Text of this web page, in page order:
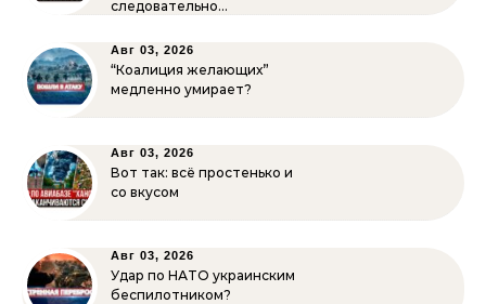
следовательно…
Авг 03, 2026
“Коалиция желающих”
медленно умирает?
Авг 03, 2026
Вот так: всё простенько и
со вкусом
Авг 03, 2026
Удар по НАТО украинским
беспилотником?